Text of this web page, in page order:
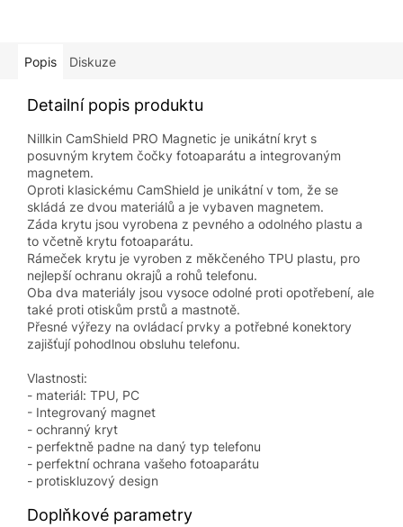
Popis Diskuze
Detailní popis produktu
Nillkin CamShield PRO Magnetic je unikátní kryt s
posuvným krytem čočky fotoaparátu a integrovaným
magnetem.
Oproti klasickému CamShield je unikátní v tom, že se
skládá ze dvou materiálů a je vybaven magnetem.
Záda krytu jsou vyrobena z pevného a odolného plastu a
to včetně krytu fotoaparátu.
Rámeček krytu je vyroben z měkčeného TPU plastu, pro
nejlepší ochranu okrajů a rohů telefonu.
Oba dva materiály jsou vysoce odolné proti opotřebení, ale
také proti otiskům prstů a mastnotě.
Přesné výřezy na ovládací prvky a potřebné konektory
zajišťují pohodlnou obsluhu telefonu.
Vlastnosti:
- materiál: TPU, PC
- Integrovaný magnet
- ochranný kryt
- perfektně padne na daný typ telefonu
- perfektní ochrana vašeho fotoaparátu
- protiskluzový design
Doplňkové parametry